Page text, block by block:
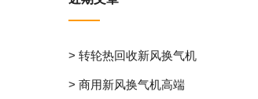
> 转轮热回收新风换气机
> 商用新风换气机高端